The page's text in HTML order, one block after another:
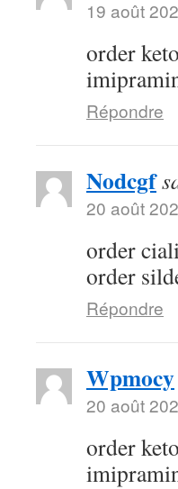
19 août
order
Répondre
Nodcgf
20 août
order
order
Répondre
Wpmocy
20 août
order